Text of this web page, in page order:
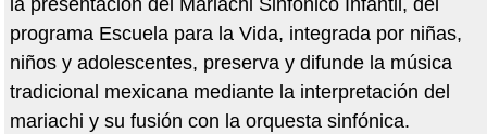
la presentación del Mariachi Sinfónico Infantil, del
programa Escuela para la Vida, integrada por niñas,
niños y adolescentes, preserva y difunde la música
tradicional mexicana mediante la interpretación del
mariachi y su fusión con la orquesta sinfónica.